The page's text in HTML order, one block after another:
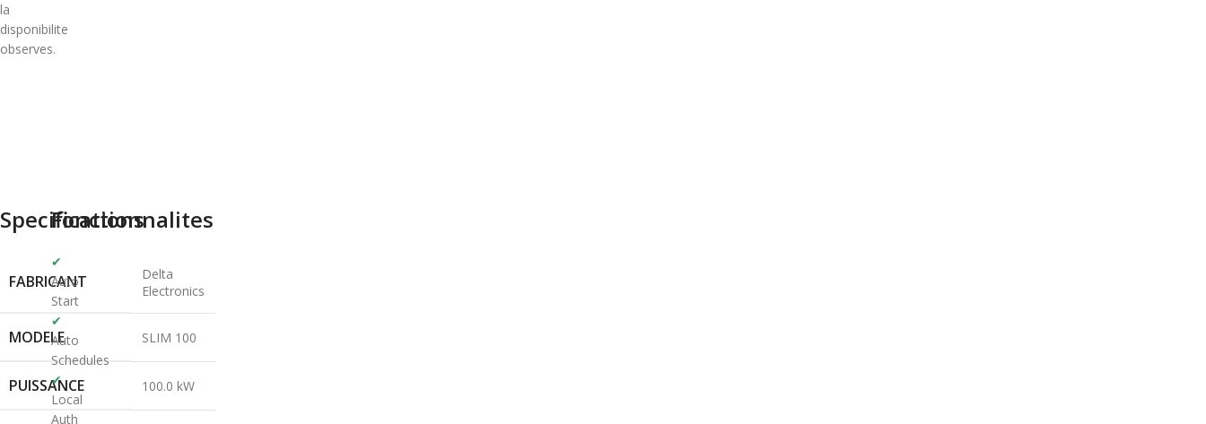
la
disponibilite
observes.
Specifications
FABRICANT
Delta
Electronics
MODELE SLIM 100
PUISSANCE 100.0 kW
Fonctionnalites
✔
Auto
Start
✔
Auto
Schedules
✔
Local
Auth